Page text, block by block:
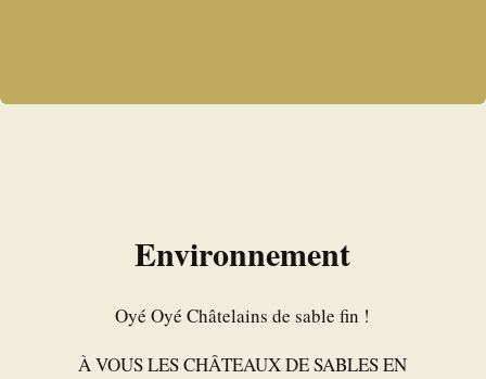
Environnement
Oyé Oyé Châtelains de sable fin !
À VOUS LES CHÂTEAUX DE SABLES EN